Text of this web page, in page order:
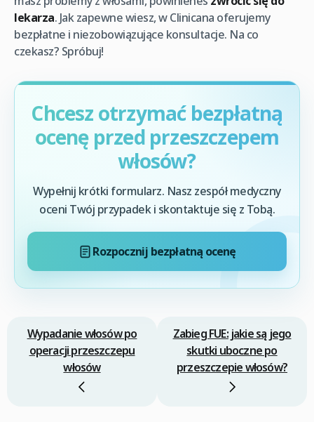
lekarza. Jak zapewne wiesz, w Clinicana oferujemy
bezpłatne i niezobowiązujące konsultacje. Na co
czekasz? Spróbuj!
Chcesz otrzymać bezpłatną
ocenę przed przeszczepem
włosów?
Wypełnij krótki formularz. Nasz zespół medyczny
oceni Twój przypadek i skontaktuje się z Tobą.
Rozpocznij bezpłatną ocenę
Wypadanie włosów po
operacji przeszczepu
włosów
Zabieg FUE: jakie są jego
skutki uboczne po
przeszczepie włosów?